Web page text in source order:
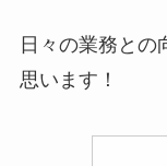
日々の業務との
思います！